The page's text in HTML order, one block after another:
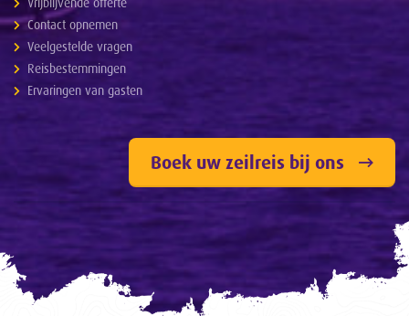
Contact opnemen
Veelgestelde vragen
Reisbestemmingen
Ervaringen van gasten
Boek uw zeilreis bij ons